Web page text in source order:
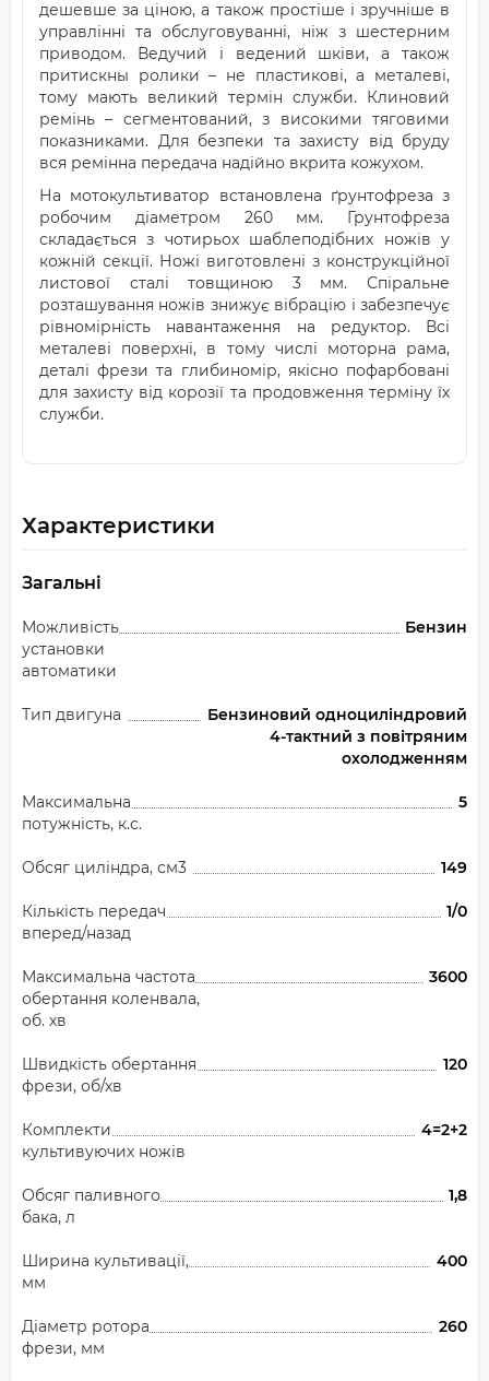
дешевше за ціною, а також простіше і зручніше в
управлінні та обслуговуванні, ніж з шестерним
приводом. Ведучий і ведений шківи, а також
притискны ролики – не пластикові, а металеві,
тому мають великий термін служби. Клиновий
ремінь – сегментований, з високими тяговими
показниками. Для безпеки та захисту від бруду
вся ремінна передача надійно вкрита кожухом.
На мотокультиватор встановлена ґрунтофреза з
робочим діаметром 260 мм. Грунтофреза
складається з чотирьох шаблеподібних ножів у
кожній секції. Ножі виготовлені з конструкційної
листової сталі товщиною 3 мм. Спіральне
розташування ножів знижує вібрацію і забезпечує
рівномірність навантаження на редуктор. Всі
металеві поверхні, в тому числі моторна рама,
деталі фрези та глибиномір, якісно пофарбовані
для захисту від корозії та продовження терміну їх
служби.
Характеристики
Загальні
Можливість
установки
автоматики
Бензин
Тип двигуна
Бензиновий одноциліндровий
4-тактний з повітряним
охолодженням
Максимальна
потужність, к.с.
5
Обсяг циліндра, см3 149
Кількість передач
вперед/назад
1/0
Максимальна частота
обертання коленвала,
об. хв
3600
Швидкість обертання
фрези, об/хв
120
Комплекти
культивуючих ножів
4=2+2
Обсяг паливного
бака, л
1,8
Ширина культивації,
мм
400
Діаметр ротора
фрези, мм
260